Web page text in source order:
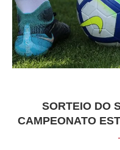
SORTEIO DO
CAMPEONATO